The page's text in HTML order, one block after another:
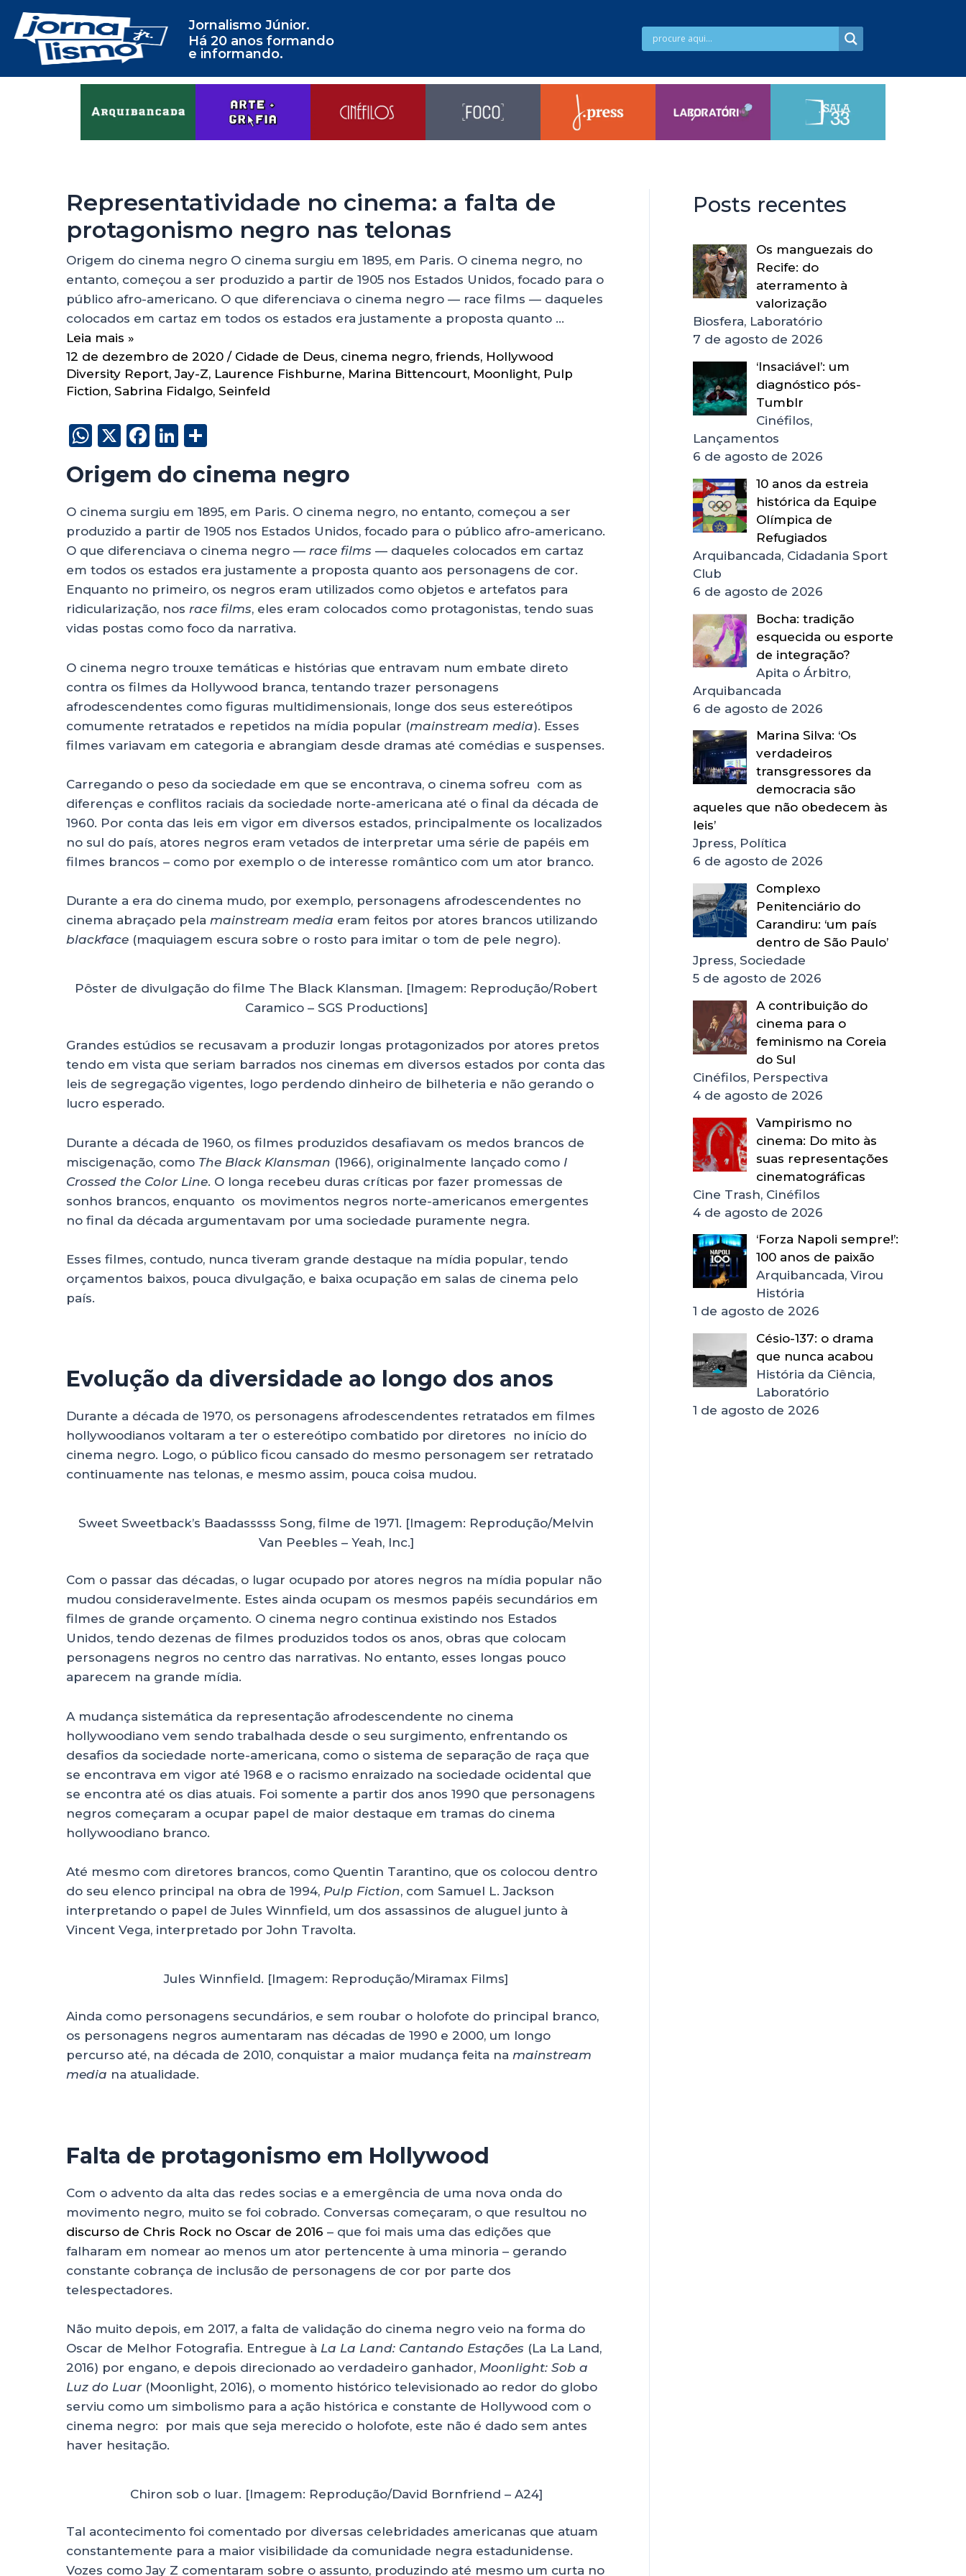
Jornalismo Júnior.
Há 20 anos formando
e informando.
Representatividade no cinema: a falta de
protagonismo negro nas telonas
Origem do cinema negro O cinema surgiu em 1895, em Paris. O cinema negro, no
entanto, começou a ser produzido a partir de 1905 nos Estados Unidos, focado para o
público afro-americano. O que diferenciava o cinema negro — race films — daqueles
colocados em cartaz em todos os estados era justamente a proposta quanto …
Leia mais »
12 de dezembro de 2020 / Cidade de Deus, cinema negro, friends, Hollywood
Diversity Report,Jay-Z, Laurence Fishburne, Marina Bittencourt, Moonlight, Pulp
Fiction, Sabrina Fidalgo, Seinfeld
W
h
a
ts
A
p
p
X
F
c
e
b
o
o
k
Li
k
e
dI
n
h
a
re
Origem do cinema negro
O cinema surgiu em 1895, em Paris. O cinema negro, no entanto, começou a ser
produzido a partir de 1905 nos Estados Unidos, focado para o público afro-americano.
O que diferenciava o cinema negro — race films — daqueles colocados em cartaz
em todos os estados era justamente a proposta quanto aos personagens de cor.
Enquanto no primeiro, os negros eram utilizados como objetos e artefatos para
ridicularização, nos race films, eles eram colocados como protagonistas, tendo suas
vidas postas como foco da narrativa.
O cinema negro trouxe temáticas e histórias que entravam num embate direto
contra os filmes da Hollywood branca, tentando trazer personagens
afrodescendentes como figuras multidimensionais, longe dos seus estereótipos
comumente retratados e repetidos na mídia popular (mainstream media). Esses
filmes variavam em categoria e abrangiam desde dramas até comédias e suspenses.
Carregando o peso da sociedade em que se encontrava, o cinema sofreu com as
diferenças e conflitos raciais da sociedade norte-americana até o final da década de
1960. Por conta das leis em vigor em diversos estados, principalmente os localizados
no sul do país, atores negros eram vetados de interpretar uma série de papéis em
filmes brancos – como por exemplo o de interesse romântico com um ator branco.
Durante a era do cinema mudo, por exemplo, personagens afrodescendentes no
cinema abraçado pela mainstream media eram feitos por atores brancos utilizando
blackface (maquiagem escura sobre o rosto para imitar o tom de pele negro).
Pôster de divulgação do filme The Black Klansman. [Imagem: Reprodução/Robert
Caramico – SGS Productions]
Grandes estúdios se recusavam a produzir longas protagonizados por atores pretos
tendo em vista que seriam barrados nos cinemas em diversos estados por conta das
leis de segregação vigentes, logo perdendo dinheiro de bilheteria e não gerando o
lucro esperado.
Durante a década de 1960, os filmes produzidos desafiavam os medos brancos de
miscigenação, como The Black Klansman (1966), originalmente lançado como I
Crossed the Color Line. O longa recebeu duras críticas por fazer promessas de
sonhos brancos, enquanto os movimentos negros norte-americanos emergentes
no final da década argumentavam por uma sociedade puramente negra.
Esses filmes, contudo, nunca tiveram grande destaque na mídia popular, tendo
orçamentos baixos, pouca divulgação, e baixa ocupação em salas de cinema pelo
país.
Evolução da diversidade ao longo dos anos
Durante a década de 1970, os personagens afrodescendentes retratados em filmes
hollywoodianos voltaram a ter o estereótipo combatido por diretores no início do
cinema negro. Logo, o público ficou cansado do mesmo personagem ser retratado
continuamente nas telonas, e mesmo assim, pouca coisa mudou.
Sweet Sweetback’s Baadasssss Song, filme de 1971. [Imagem: Reprodução/Melvin
Van Peebles – Yeah, Inc.]
Com o passar das décadas, o lugar ocupado por atores negros na mídia popular não
mudou consideravelmente. Estes ainda ocupam os mesmos papéis secundários em
filmes de grande orçamento. O cinema negro continua existindo nos Estados
Unidos, tendo dezenas de filmes produzidos todos os anos, obras que colocam
personagens negros no centro das narrativas. No entanto, esses longas pouco
aparecem na grande mídia.
A mudança sistemática da representação afrodescendente no cinema
hollywoodiano vem sendo trabalhada desde o seu surgimento, enfrentando os
desafios da sociedade norte-americana, como o sistema de separação de raça que
se encontrava em vigor até 1968 e o racismo enraizado na sociedade ocidental que
se encontra até os dias atuais. Foi somente a partir dos anos 1990 que personagens
negros começaram a ocupar papel de maior destaque em tramas do cinema
hollywoodiano branco.
Até mesmo com diretores brancos, como Quentin Tarantino, que os colocou dentro
do seu elenco principal na obra de 1994, Pulp Fiction, com Samuel L. Jackson
interpretando o papel de Jules Winnfield, um dos assassinos de aluguel junto à
Vincent Vega, interpretado por John Travolta.
Jules Winnfield. [Imagem: Reprodução/Miramax Films]
Ainda como personagens secundários, e sem roubar o holofote do principal branco,
os personagens negros aumentaram nas décadas de 1990 e 2000, um longo
percurso até, na década de 2010, conquistar a maior mudança feita na mainstream
media na atualidade.
Falta de protagonismo em Hollywood
Com o advento da alta das redes socias e a emergência de uma nova onda do
movimento negro, muito se foi cobrado. Conversas começaram, o que resultou no
discurso de Chris Rock no Oscar de 2016 – que foi mais uma das edições que
falharam em nomear ao menos um ator pertencente à uma minoria – gerando
constante cobrança de inclusão de personagens de cor por parte dos
telespectadores.
Não muito depois, em 2017, a falta de validação do cinema negro veio na forma do
Oscar de Melhor Fotografia. Entregue à La La Land: Cantando Estações (La La Land,
2016) por engano, e depois direcionado ao verdadeiro ganhador, Moonlight: Sob a
Luz do Luar (Moonlight, 2016), o momento histórico televisionado ao redor do globo
serviu como um simbolismo para a ação histórica e constante de Hollywood com o
cinema negro: por mais que seja merecido o holofote, este não é dado sem antes
haver hesitação.
Chiron sob o luar. [Imagem: Reprodução/David Bornfriend – A24]
Tal acontecimento foi comentado por diversas celebridades americanas que atuam
constantemente para a maior visibilidade da comunidade negra estadunidense.
Vozes como Jay Z comentaram sobre o assunto, produzindo até mesmo um curta no
Posts recentes
Os manguezais do
Recife: do
aterramento à
valorização
Biosfera, Laboratório
7 de agosto de 2026
‘Insaciável’: um
diagnóstico pós-
Tumblr
Cinéfilos,
Lançamentos
6 de agosto de 2026
10 anos da estreia
histórica da Equipe
Olímpica de
Refugiados
Arquibancada, Cidadania Sport
Club
6 de agosto de 2026
Bocha: tradição
esquecida ou esporte
de integração?
Apita o Árbitro,
Arquibancada
6 de agosto de 2026
Marina Silva: ‘Os
verdadeiros
transgressores da
democracia são
aqueles que não obedecem às
leis’
Jpress, Política
6 de agosto de 2026
Complexo
Penitenciário do
Carandiru: ‘um país
dentro de São Paulo’
Jpress, Sociedade
5 de agosto de 2026
A contribuição do
cinema para o
feminismo na Coreia
do Sul
Cinéfilos, Perspectiva
4 de agosto de 2026
Vampirismo no
cinema: Do mito às
suas representações
cinematográficas
Cine Trash, Cinéfilos
4 de agosto de 2026
‘Forza Napoli sempre!’:
100 anos de paixão
Arquibancada, Virou
História
1 de agosto de 2026
Césio-137: o drama
que nunca acabou
História da Ciência,
Laboratório
1 de agosto de 2026